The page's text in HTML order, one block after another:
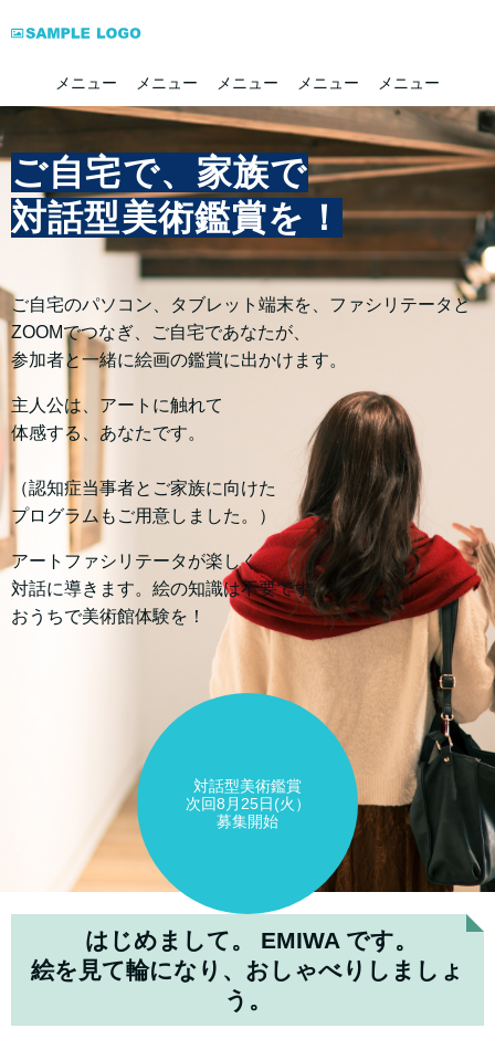
メニュー メニュー メニュー メニュー メニュー
ご自宅で、家族で
対話型美術鑑賞を！
ご自宅のパソコン、タブレット端末を、ファシリテータと
ZOOMでつなぎ、ご自宅であなたが、
参加者と一緒に絵画の鑑賞に出かけます。
主人公は、アートに触れて
体感する、あなたです。
（認知症当事者とご家族に向けた
プログラムもご用意しました。）
アートファシリテータが楽しく
対話に導きます。絵の知識は不要です。
おうちで美術館体験を！
対話型美術鑑賞
次回8月25日(火）
募集開始
はじめまして。 EMIWA です。
絵を見て輪になり、おしゃべりしましょ
う。